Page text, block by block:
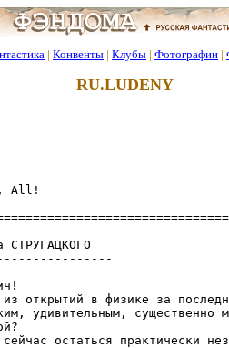
| Конвенты | Клубы | Фотографии |
RU.LUDENY
All!
открытий в физике за
удивительным, существенно
остаться практически